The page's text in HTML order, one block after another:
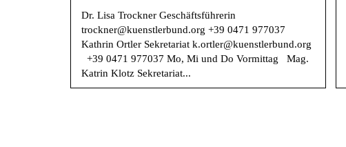
Dr. Lisa Trockner Geschäftsführerin
trockner@kuenstlerbund.org +39 0471 977037
Kathrin Ortler Sekretariat k.ortler@kuenstlerbund.org
+39 0471 977037 Mo, Mi und Do Vormittag Mag.
Katrin Klotz Sekretariat...